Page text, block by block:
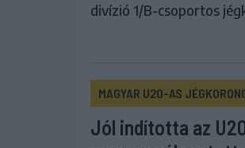
divízió 1/B-csoportos
MAGYAR U20-AS
Jól indította az